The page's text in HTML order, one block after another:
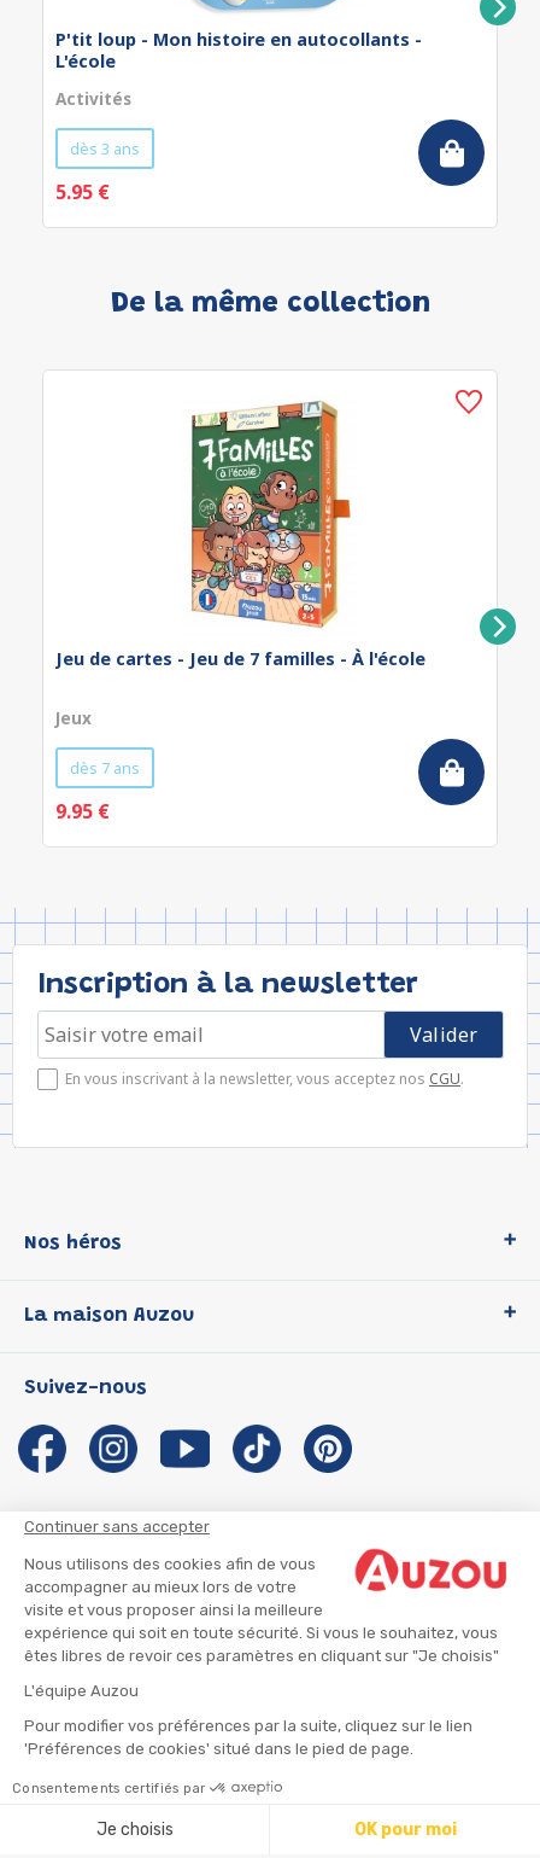
Continuer sans accepter
Nous utilisons des cookies afin de vous
accompagner au mieux lors de votre
visite et vous proposer ainsi la meilleure
expérience qui soit en toute sécurité. Si vous le souhaitez, vous
êtes libres de revoir ces paramètres en cliquant sur "Je choisis"
L'équipe Auzou
Pour modifier vos préférences par la suite, cliquez sur le lien
'Préférences de cookies' situé dans le pied de page.
Consentements certifiés par
Je choisis OK pour moi
Ajouter au panier
P'tit loup - Mon histoire en autocollants -
L'école
Activités
dès 3 ans
5.95 €
De la même collection
Jeu de cartes - Jeu de 7 familles - À l'école
Jeux
dès 7 ans
9.95 €
Inscription à la newsletter
En vous inscrivant à la newsletter, vous acceptez nos CGU.
Nos héros
P'tit Loup
Les Influenceuses
Migali
Petite Taupe
La maison Auzou
Notre histoire
Auzou s'engage
Auteurs et illustrateurs Auzou
Suivre mon colis
Infos consommateur
Suivez-nous
CGU
CGV
Mentions légales
© 2026 - AUZOU |